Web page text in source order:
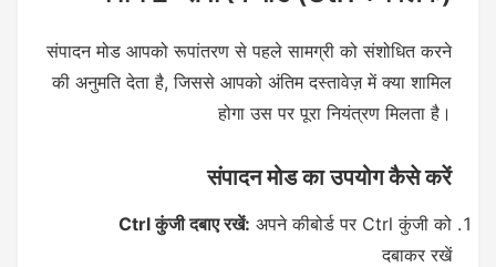
संपादन मोड आपको रूपांतरण से पहले सामग्री को संशोधित करने
की अनुमति देता है, जिससे आपको अंतिम दस्तावेज़ में क्या शामिल
होगा उस पर पूरा नियंत्रण मिलता है।
संपादन मोड का उपयोग कैसे करें
Ctrl कुंजी दबाए रखें: अपने कीबोर्ड पर Ctrl कुंजी को
दबाकर रखें